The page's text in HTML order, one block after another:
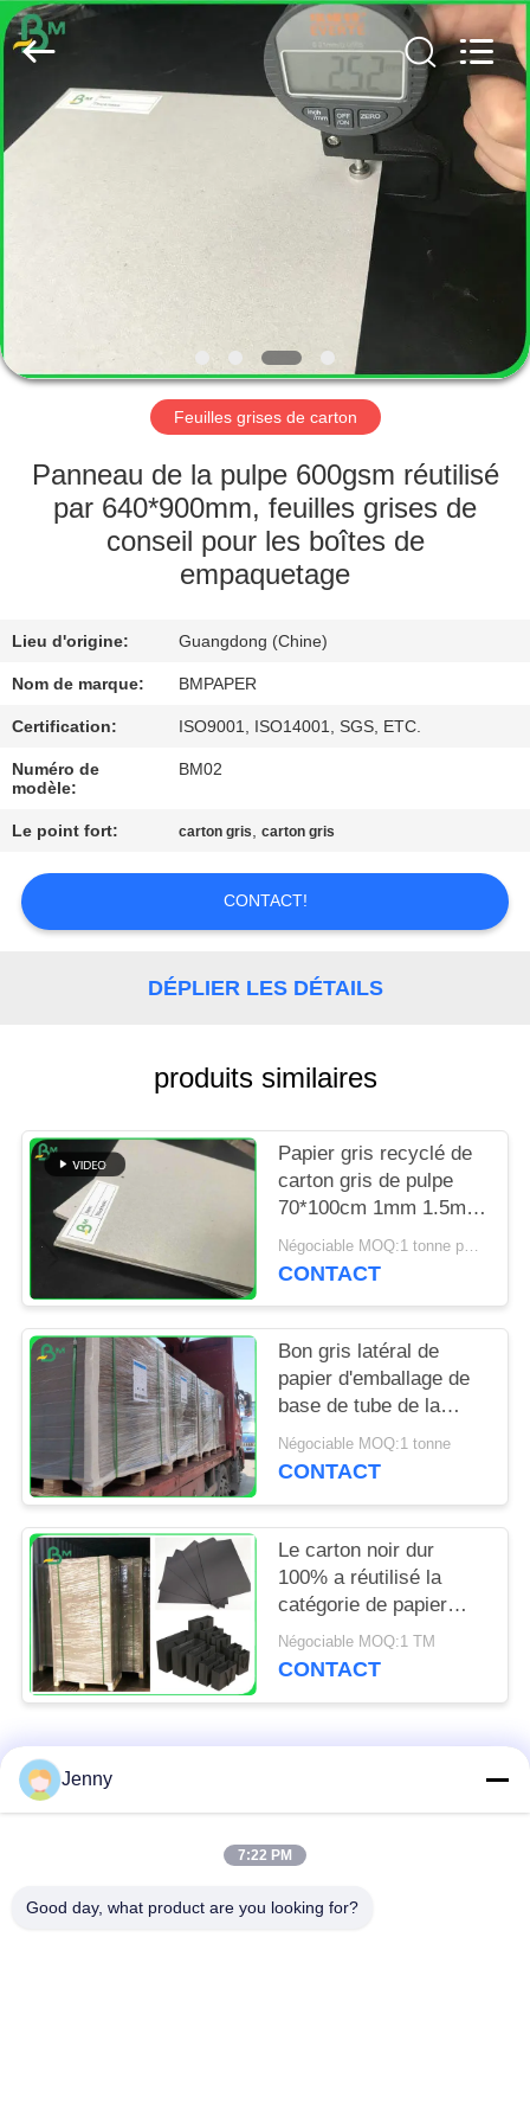
MAISON
SUJET
DE
NOUS
VISITE
D'USINE
CONTRÔLE
QUALITÉ
CONTACTEZ-
NOUS
NOUVELLES
CAS
PRIVACY
POLICY
GUANGZHOU
BMPAPER
CO.,
LTD..
Reserved.
Feuilles grises de carton
Panneau de la pulpe 600gsm réutilisé
par 640*900mm, feuilles grises de
conseil pour les boîtes de
empaquetage
Lieu d'origine: Guangdong (Chine)
Nom de marque: BMPAPER
Certification: ISO9001, ISO14001, SGS, ETC.
Numéro de
modèle:
BM02
Le point fort: carton gris,carton gris
CONTACT!
DÉPLIER LES DÉTAILS
produits similaires
Papier gris recyclé de
carton gris de pulpe
70*100cm 1mm 1.5mm
2mm feuilles de carton
gris pour l'emballage
Négociable MOQ:1 tonne pour la taille spéciale et 10 tonnes pour la taille standard
CONTACT
Bon gris latéral de
papier d'emballage de
base de tube de la
tension 250gsm
350gsm Doulble
Négociable MOQ:1 tonne
CONTACT
Le carton noir dur
100% a réutilisé la
catégorie de papier
1,5/2.0mm de D.C.A.
pour des sacs à main
Négociable MOQ:1 TM
CONTACT
Catégories populaires
petit pain brun de
Jenny
7:22 PM
Good day, what product are you looking for?